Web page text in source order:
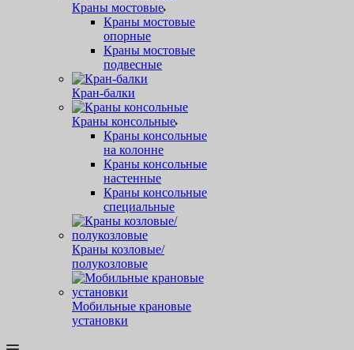
Краны мостовые
Краны мостовые
опорные
Краны мостовые
подвесные
Кран-балки
Краны консольные
Краны консольные
на колонне
Краны консольные
настенные
Краны консольные
специальные
Краны козловые/
полукозловые
Мобильные крановые
установки